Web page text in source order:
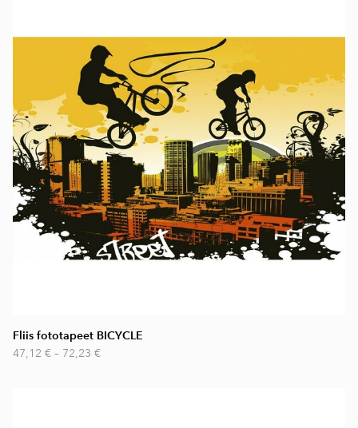
Fliis fototapeet BICYCLE
47,12 € – 72,23 €